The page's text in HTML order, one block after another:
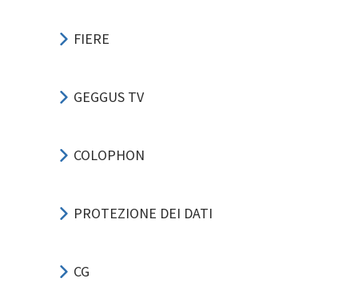
FIERE
GEGGUS TV
COLOPHON
PROTEZIONE DEI DATI
CG